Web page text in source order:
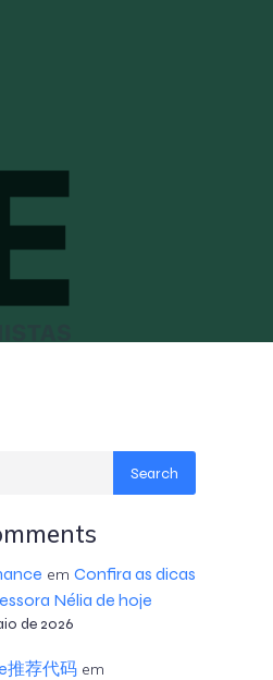
Search
em Confira as dicas
Nélia de hoje
de 2026
推荐代码em